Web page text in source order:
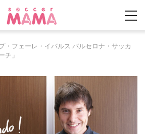
・フェーレ・イバルス バルセロナ・サッカ
チ」